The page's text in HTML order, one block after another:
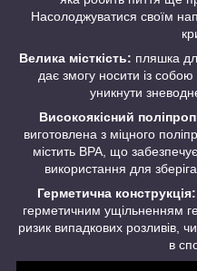
Насолоджуватися своїм
Велика місткість: пляшка
дає змогу носити із
уникнути
Високоякісний
виготовлена з міцного
містить BPA, що
використання для
Герметична конструкція:
герметичним ущільненням
ризик випадкових розливів,
в